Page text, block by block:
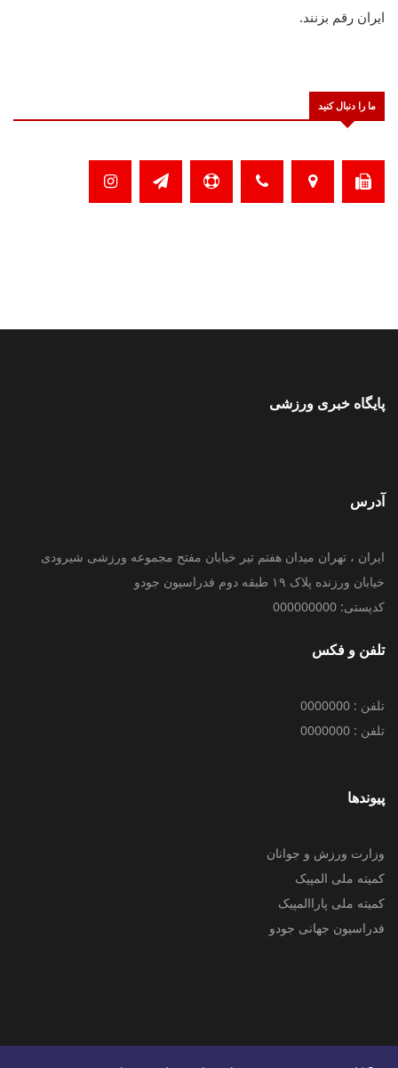
ایران رقم بزنند.
ما را دنبال کنید
پایگاه خبری ورزشی
آدرس
ایران ، تهران میدان هفتم تیر خیابان مفتح مجموعه ورزشی شیرودی
خیابان ورزنده پلاک ۱۹ طبقه دوم فدراسیون جودو
کدپستی: 000000000
تلفن و فکس
تلفن : 0000000
تلفن : 0000000
پیوندها
وزارت ورزش و جوانان
کمیته ملی المپیک
کمیته ملی پاراالمپیک
فدراسیون جهانی جودو